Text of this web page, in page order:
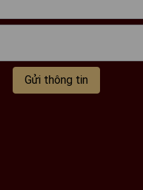
Gửi thông tin